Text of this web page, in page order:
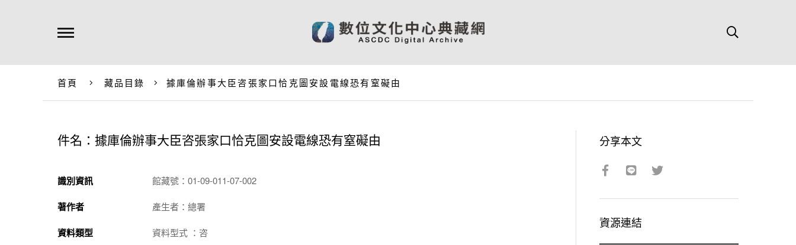
首頁 藏品目錄 據庫倫辦事大臣咨張家口恰克圖安設電線恐有窒礙由
件名：據庫倫辦事大臣咨張家口恰克圖安設電線恐有窒礙由
識別資訊 館藏號：01-09-011-07-002
著作者 產生者：總署
資料類型 資料型式 ：咨
分享本文
資源連結